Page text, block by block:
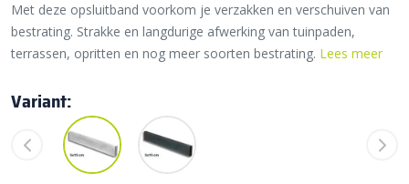
Met deze opsluitband voorkom je verzakken en verschuiven van
bestrating. Strakke en langdurige afwerking van tuinpaden,
terrassen, opritten en nog meer soorten bestrating. Lees meer
Variant: